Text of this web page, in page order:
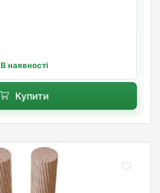
В наявності
Купити